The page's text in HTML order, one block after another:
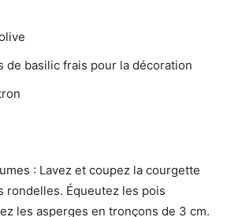
de basilic frais pour la décoration
: Lavez et coupez la courgette
rondelles. Équeutez les pois
les asperges en tronçons de 3 cm.